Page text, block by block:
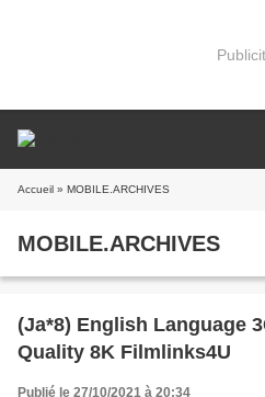
Accueil » MOBILE.ARCHIVES
MOBILE.ARCHIVES
(Ja*8) English Language
Quality 8K Filmlinks4U
Publié le 27/10/2021 à 20:34